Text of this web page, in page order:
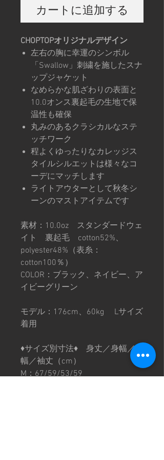
カートに追加する
CHOPTOPオリジナルデザイン
左右の胸に幸運のシンボル
「Swallow」刺繍を施したスナ
ップジャケット
なめらかな肌ざわりの表面と
10.0オンス裏起毛の生地で保
温性も確保
丸みのあるクラシカルなステ
ッチワーク
程よくゆったりなカレッジス
タイルシルエットは様々なコ
ーデにマッチします
ライトアウターとして秋冬シ
ーンのマストアイテムです
素材：10.0oz スタンダードウェ
イト 裏起毛 cotton52%、
polyester48%（表糸：
cotton100％）
COLOR：ブラック、ネイビー、ア
イビーグリーン
モデル：176cm、60kg Lサイズ
着用
♦︎サイズ別寸法♦︎ 身丈／身幅／肩
幅／袖丈（cm）
M：67/59/53/59